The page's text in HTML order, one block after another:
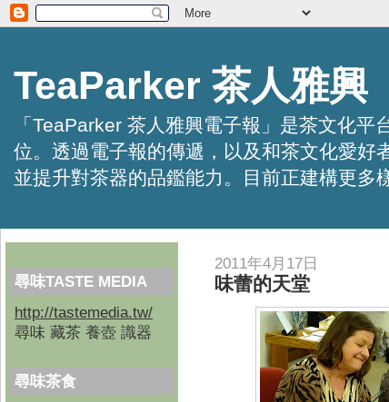
TeaParker 茶人雅興
「TeaParker 茶人雅興電子報」是茶文化
位。透過電子報的傳遞，以及和茶文化愛好
並提升對茶器的品鑑能力。目前正建構更
尋味TASTE MEDIA
http://tastemedia.tw/
尋味 藏茶 養壺 識器
尋味茶食
2011年4月17日
味蕾的天堂